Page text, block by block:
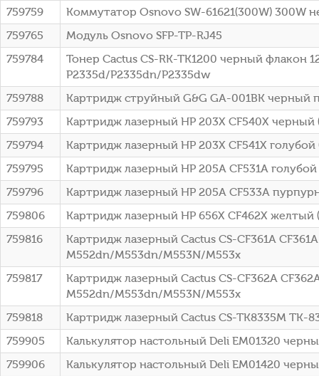
759759
Коммутатор Osnovo SW-61621(300W) 300W
759765
Модуль Osnovo SFP-TP-RJ45
759784
Тонер Cactus CS-RK-TK1200 черный флакон
P2335d/P2335dn/P2335dw
759788
Картридж струйный G&G GA-001BK черный
759793
Картридж лазерный HP 203X CF540X черный
759794
Картридж лазерный HP 203X CF541X
759795
Картридж лазерный HP 205A CF531A голубой
759796
Картридж лазерный HP 205A CF533A
759806
Картридж лазерный HP 656X CF462X желтый
759816
Картридж лазерный Cactus CS-CF361A
M552dn/M553dn/M553N/M553x
759817
Картридж лазерный Cactus CS-CF362A
M552dn/M553dn/M553N/M553x
759818
Картридж лазерный Cactus CS-TK8335M TK-
759905
Калькулятор настольный Deli EM01320
759906
Калькулятор настольный Deli EM01420